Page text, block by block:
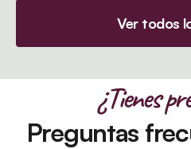
Ver todos
¿Tienes
Preguntas